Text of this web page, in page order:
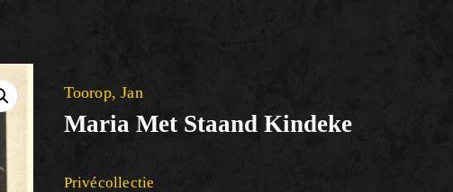
Toorop, Jan
Maria Met Staand Kindeke
Privécollectie